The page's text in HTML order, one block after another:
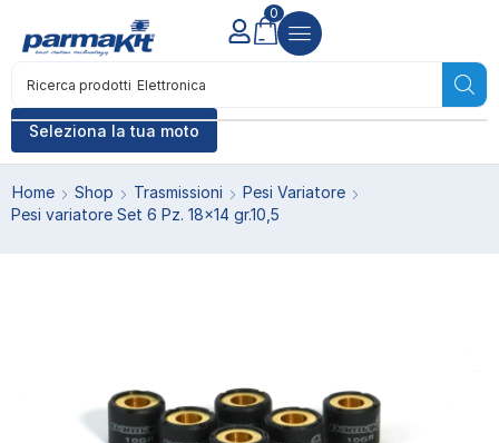
Seleziona la tua moto
Ricerca prodotti Elettronica
0
Home Shop Trasmissioni
Pesi Variatore
Pesi variatore Set 6 Pz. 18×14 gr.10,5